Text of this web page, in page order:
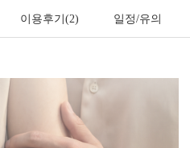
이용후기(2) 일정/유의